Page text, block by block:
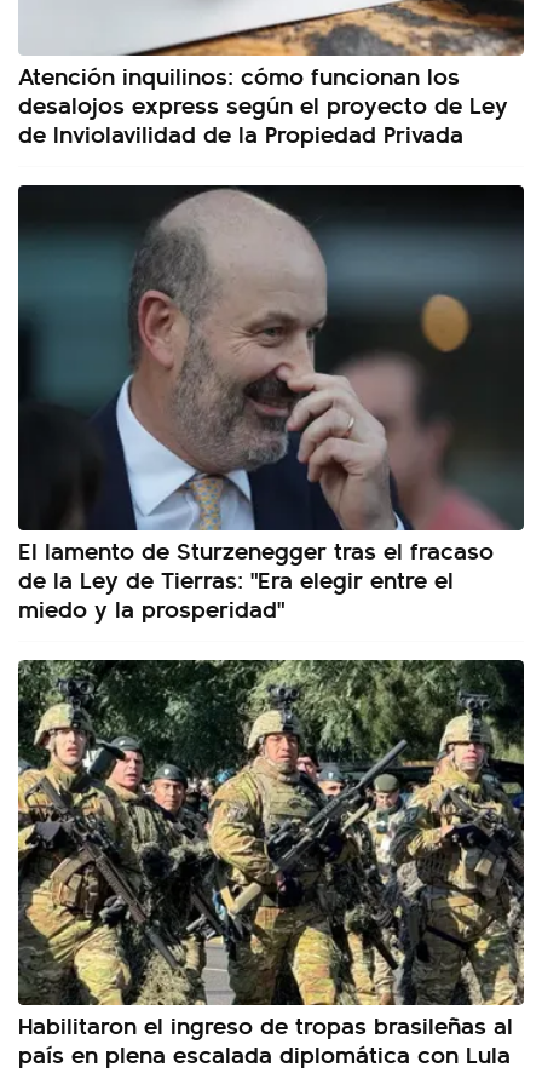
Atención inquilinos: cómo funcionan los
desalojos express según el proyecto de Ley
de Inviolavilidad de la Propiedad Privada
El lamento de Sturzenegger tras el fracaso
de la Ley de Tierras: "Era elegir entre el
miedo y la prosperidad"
Habilitaron el ingreso de tropas brasileñas al
país en plena escalada diplomática con Lula